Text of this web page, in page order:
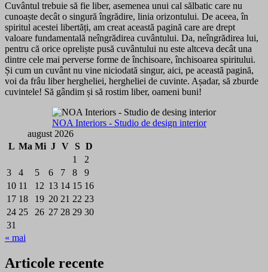
Cuvântul trebuie să fie liber, asemenea unui cal sălbatic care nu
cunoaște decât o singură îngrădire, linia orizontului. De aceea, în
spiritul acestei libertăți, am creat această pagină care are drept
valoare fundamentală neîngrădirea cuvântului. Da, neîngrădirea lui,
pentru că orice opreliște pusă cuvântului nu este altceva decât una
dintre cele mai perverse forme de închisoare, închisoarea spiritului.
Și cum un cuvânt nu vine niciodată singur, aici, pe această pagină,
voi da frâu liber hergheliei, hergheliei de cuvinte. Așadar, să zburde
cuvintele! Să gândim și să rostim liber, oameni buni!
NOA Interiors - Studio de design interior
august 2026
L Ma Mi J V S D
1
2
3
4 5 6 7 8
9
10 11 12 13 14 15 16
17 18 19 20 21 22 23
24 25 26 27 28 29 30
31
« mai
Articole recente